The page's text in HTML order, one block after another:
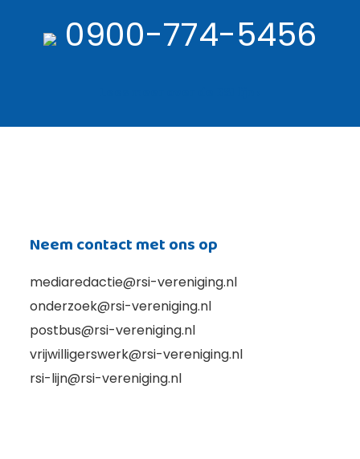
0900-774-5456
Neem contact met ons op
mediaredactie@rsi-vereniging.nl
onderzoek@rsi-vereniging.nl
postbus@rsi-vereniging.nl
vrijwilligerswerk@rsi-vereniging.nl
rsi-lijn@rsi-vereniging.nl